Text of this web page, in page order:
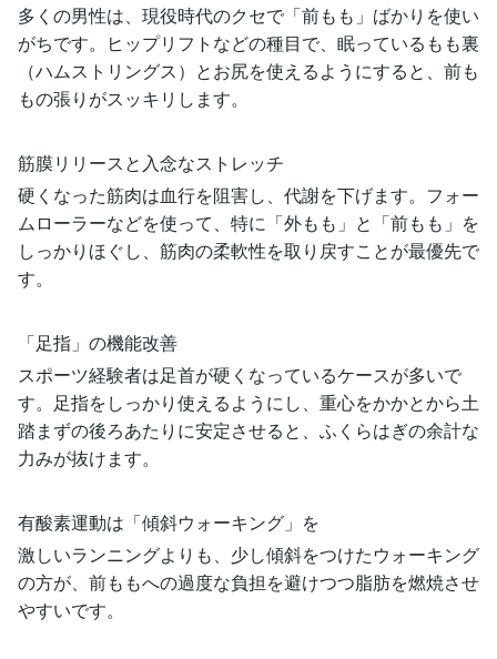
多くの男性は、現役時代のクセで「前もも」ばかりを使い
がちです。ヒップリフトなどの種目で、眠っているもも裏
（ハムストリングス）とお尻を使えるようにすると、前も
もの張りがスッキリします。
筋膜リリースと入念なストレッチ
硬くなった筋肉は血行を阻害し、代謝を下げます。フォー
ムローラーなどを使って、特に「外もも」と「前もも」を
しっかりほぐし、筋肉の柔軟性を取り戻すことが最優先で
す。
「足指」の機能改善
スポーツ経験者は足首が硬くなっているケースが多いで
す。足指をしっかり使えるようにし、重心をかかとから土
踏まずの後ろあたりに安定させると、ふくらはぎの余計な
力みが抜けます。
有酸素運動は「傾斜ウォーキング」を
激しいランニングよりも、少し傾斜をつけたウォーキング
の方が、前ももへの過度な負担を避けつつ脂肪を燃焼させ
やすいです。